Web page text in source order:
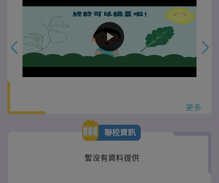
更多
聯校資訊
暫没有資料提供